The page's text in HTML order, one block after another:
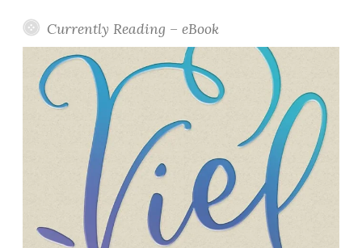
Currently Reading – eBook